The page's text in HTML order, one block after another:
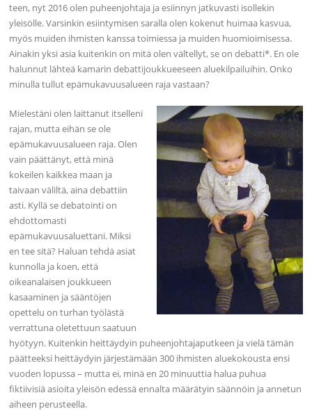
teen, nyt 2016 olen puheenjohtaja ja esiinnyn jatkuvasti isollekin
yleisölle. Varsinkin esiintymisen saralla olen kokenut huimaa kasvua,
myös muiden ihmisten kanssa toimiessa ja muiden huomioimisessa.
Ainakin yksi asia kuitenkin on mitä olen vältellyt, se on debatti*. En ole
halunnut lähteä kamarin debattijoukkueeseen aluekilpailuihin. Onko
minulla tullut epämukavuusalueen raja vastaan?
Mielestäni olen laittanut itselleni
rajan, mutta eihän se ole
epämukavuusalueen raja. Olen
vain päättänyt, että minä
kokeilen kaikkea maan ja
taivaan väliltä, aina debattiin
asti. Kyllä se debatointi on
ehdottomasti
epämukavuusaluettani. Miksi
en tee sitä? Haluan tehdä asiat
kunnolla ja koen, että
oikeanalaisen joukkueen
kasaaminen ja sääntöjen
opettelu on turhan työlästä
verrattuna oletettuun saatuun
hyötyyn. Kuitenkin heittäydyin puheenjohtajaputkeen ja vielä tämän
päätteeksi heittäydyin järjestämään 300 ihmisten aluekokousta ensi
vuoden lopussa – mutta ei, minä en 20 minuuttia halua puhua
fiktiivisiä asioita yleisön edessä ennalta määrätyin säännöin ja annetun
aiheen perusteella.